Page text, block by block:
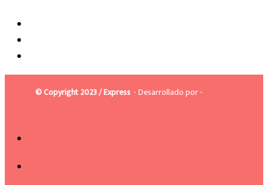
© Copyright 2023 / Express - Desarrollado por -